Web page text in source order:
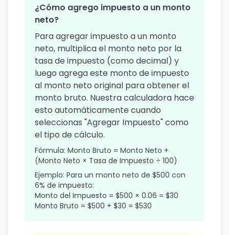
¿Cómo agrego impuesto a un monto
neto?
Para agregar impuesto a un monto
neto, multiplica el monto neto por la
tasa de impuesto (como decimal) y
luego agrega este monto de impuesto
al monto neto original para obtener el
monto bruto. Nuestra calculadora hace
esto automáticamente cuando
seleccionas "Agregar Impuesto" como
el tipo de cálculo.
Fórmula: Monto Bruto = Monto Neto +
(Monto Neto × Tasa de Impuesto ÷ 100)
Ejemplo: Para un monto neto de $500 con
6% de impuesto:
Monto del Impuesto = $500 × 0.06 = $30
Monto Bruto = $500 + $30 = $530